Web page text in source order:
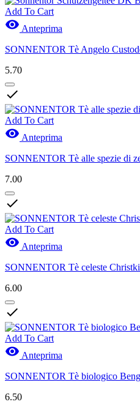
Add To Cart
 Anteprima
SONNENTOR Tè Angelo
5.70

Add To Cart
 Anteprima
SONNENTOR Tè alle spezie di
7.00

Add To Cart
 Anteprima
SONNENTOR Tè celeste
6.00

Add To Cart
 Anteprima
SONNENTOR Tè biologico
6.50